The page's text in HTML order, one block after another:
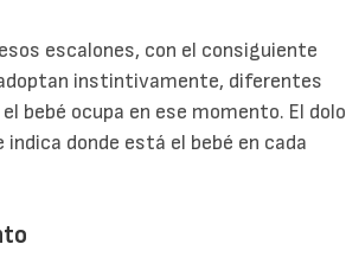
escalones, con el consiguiente
instintivamente, diferentes
bebé ocupa en ese momento. El
donde está el bebé en cada